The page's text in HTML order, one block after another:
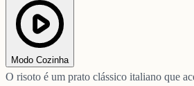
Modo Cozinha
O risoto é um prato clássico italiano que